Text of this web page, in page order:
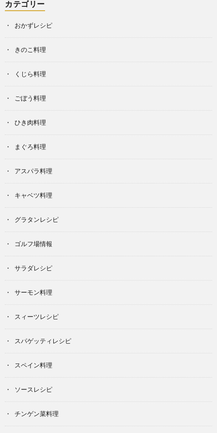
カテゴリー
おかずレシピ
きのこ料理
くじら料理
ごぼう料理
ひき肉料理
まぐろ料理
アスパラ料理
キャベツ料理
グラタンレシピ
ゴルフ場情報
サラダレシピ
サーモン料理
スィーツレシピ
スパゲッティレシピ
スペイン料理
ソースレシピ
チンゲン菜料理